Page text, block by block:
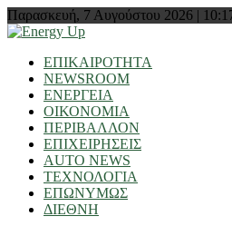
Παρασκευή, 7 Αυγούστου 2026 |
ΕΠΙΚΑΙΡΟΤΗΤΑ
NEWSROOM
ΕΝΕΡΓΕΙΑ
ΟΙΚΟΝΟΜΙΑ
ΠΕΡΙΒΑΛΛΟΝ
ΕΠΙΧΕΙΡΗΣΕΙΣ
AUTO NEWS
ΤΕΧΝΟΛΟΓΙΑ
ΕΠΩΝΥΜΩΣ
ΔΙΕΘΝΗ